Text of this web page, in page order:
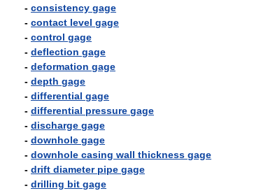
- consistency gage
- contact level gage
- control gage
- deflection gage
- deformation gage
- depth gage
- differential gage
- differential pressure gage
- discharge gage
- downhole gage
- downhole casing wall thickness gage
- drift diameter pipe gage
- drilling bit gage